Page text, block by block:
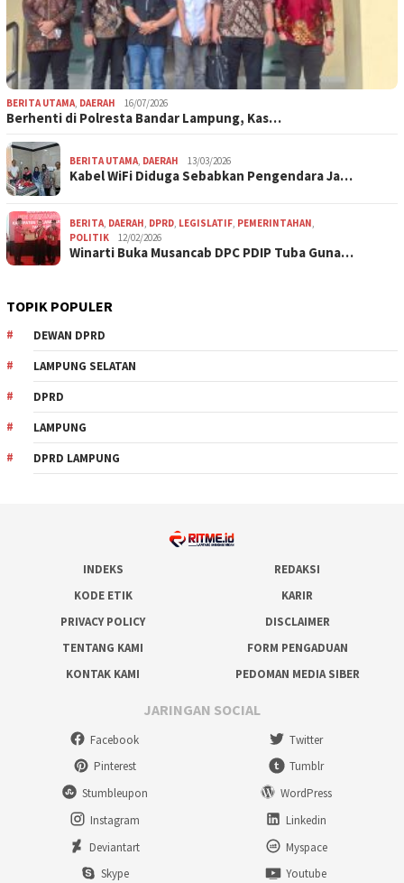
BERITA UTAMA, DAERAH 16/07/2026
Berhenti di Polresta Bandar Lampung, Kas…
BERITA UTAMA, DAERAH 13/03/2026
Kabel WiFi Diduga Sebabkan Pengendara Ja…
BERITA, DAERAH, DPRD, LEGISLATIF, PEMERINTAHAN,
POLITIK
12/02/2026
Winarti Buka Musancab DPC PDIP Tuba Guna…
TOPIK POPULER
DEWAN DPRD
LAMPUNG SELATAN
DPRD
LAMPUNG
DPRD LAMPUNG
INDEKS
REDAKSI
KODE ETIK
KARIR
PRIVACY POLICY
DISCLAIMER
TENTANG KAMI
FORM PENGADUAN
KONTAK KAMI
PEDOMAN MEDIA SIBER
JARINGAN SOCIAL
Facebook
Twitter
Pinterest
Tumblr
Stumbleupon
WordPress
Instagram
Linkedin
Deviantart
Myspace
Skype
Youtube